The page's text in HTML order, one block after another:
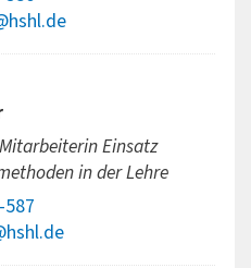
Einsatz
in der Lehre